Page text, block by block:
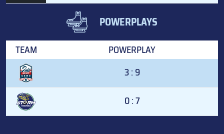
POWERPLAYS
TEAM
POWERPLAY
3 : 9
0 : 7